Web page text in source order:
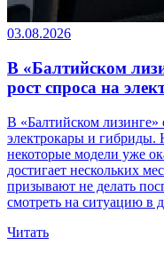
03.08.2026
В «Балтийском
рост спроса на
В «Балтийском лизинге»
электрокары и гибриды.
некоторые модели уже
достигает нескольких
призывают не делать
смотреть на ситуацию в
Читать